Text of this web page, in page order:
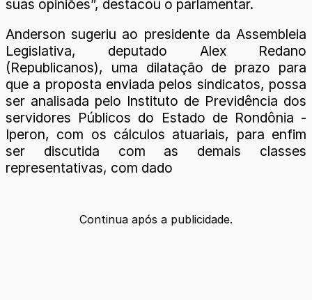
suas opiniões”, destacou o parlamentar.
Anderson sugeriu ao presidente da Assembleia
Legislativa, deputado Alex Redano
(Republicanos), uma dilatação de prazo para
que a proposta enviada pelos sindicatos, possa
ser analisada pelo Instituto de Previdência dos
servidores Públicos do Estado de Rondônia -
Iperon, com os cálculos atuariais, para enfim
ser discutida com as demais classes
representativas, com dado
Continua após a publicidade.